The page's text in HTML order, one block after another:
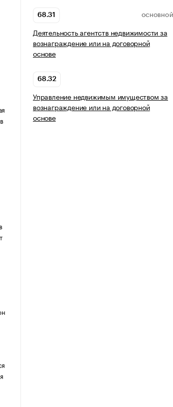
68.31 ОСНОВНОЙ
Деятельность агентств недвижимости за
вознаграждение или на договорной
основе
68.32
Управление недвижимым имуществом за
вознаграждение или на договорной
основе